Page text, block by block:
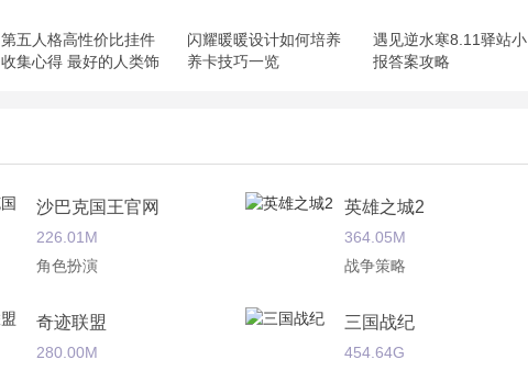
第五人格高性价比挂件
收集心得 最好的人类饰
闪耀暖暖设计如何培养
养卡技巧一览
遇见逆水寒8.11驿站小
报答案攻略
沙巴克国王官网
226.01M
角色扮演
英雄之城2
364.05M
战争策略
奇迹联盟
280.00M
三国战纪
454.64G